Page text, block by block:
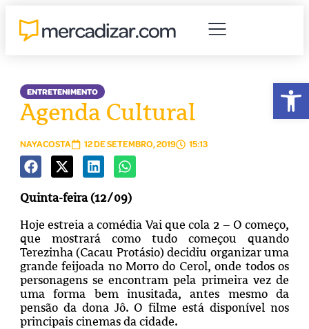
ENTRETENIMENTO
Agenda Cultural
NAYACOSTA 12 DE SETEMBRO, 2019 15:13
Quinta-feira (12/09)
Hoje estreia a comédia Vai que cola 2 – O começo,
que mostrará como tudo começou
quando
Terezinha (Cacau Protásio) decidiu organizar uma
grande feijoada no Morro do Cerol, onde todos os
personagens se encontram pela primeira vezde
uma forma bem inusitada, antes mesmo da
pensão da dona Jô. O filme está disponível nos
principais cinemas da cidade.